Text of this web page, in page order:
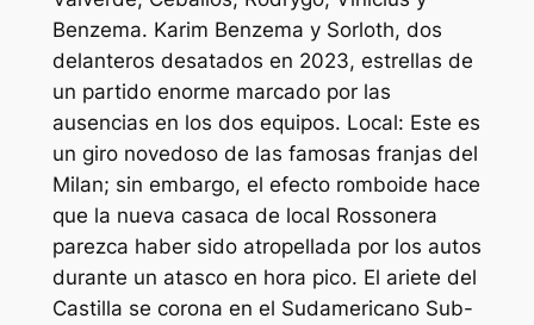
Benzema. Karim Benzema y Sorloth, dos
delanteros desatados en 2023, estrellas de
un partido enorme marcado por las
ausencias en los dos equipos. Local: Este es
un giro novedoso de las famosas franjas del
Milan; sin embargo, el efecto romboide hace
que la nueva casaca de local Rossonera
parezca haber sido atropellada por los autos
durante un atasco en hora pico. El ariete del
Castilla se corona en el Sudamericano Sub-